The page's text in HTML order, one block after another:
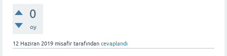
0
oy
12 Haziran 2019 misafir tarafından cevaplandı